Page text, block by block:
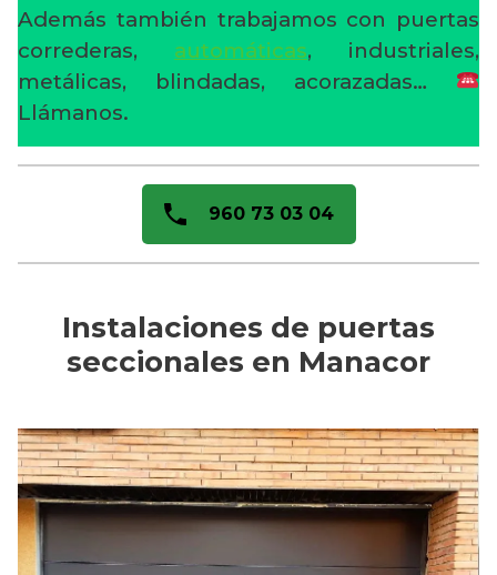
Además también trabajamos con puertas
correderas, automáticas, industriales,
metálicas, blindadas, acorazadas…
Llámanos.
960 73 03 04
Instalaciones de puertas
seccionales en Manacor